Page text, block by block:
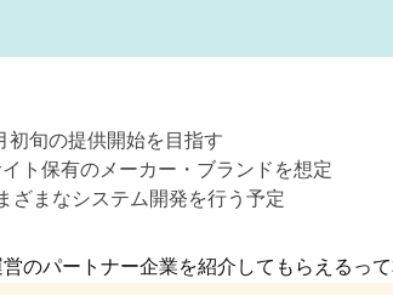
初旬の提供開始を目指す
ト保有のメーカー・ブランドを想定
ざまなシステム開発を行う予定
営のパートナー企業を紹介してもらえるって